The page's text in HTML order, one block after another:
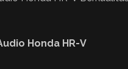
Honda HR-V